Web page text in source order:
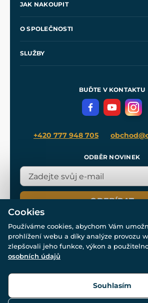
JAK NAKOUPIT
Velkoobchod
O SPOLEČNOSTI
SLUŽBY
Meče pro Kingdom Come
BUĎTE V KONTAKTU
+420 777 948 705
ODBĚR NOVINEK
ODEBÍRAT
© Všechna práva vyhrazena.
Cookies
Používáme cookies, abychom Vám
prohlížení webu a díky analýze provozu
zlepšovali jeho funkce, výkon a
osobních údajů
Souhlasím